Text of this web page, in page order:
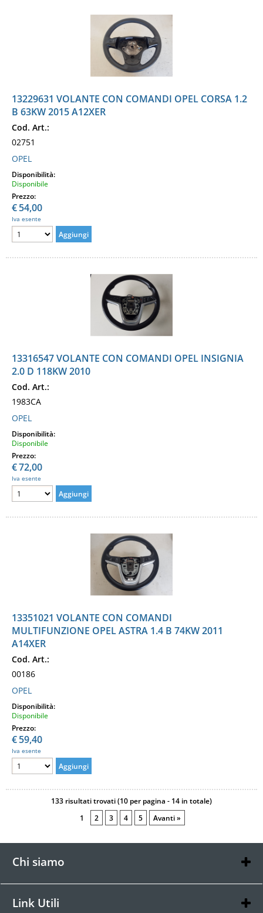
13229631 VOLANTE CON COMANDI OPEL CORSA 1.2
B 63KW 2015 A12XER
Cod. Art.:
02751
OPEL
Disponibilità:
Disponibile
Prezzo:
€54,00
Iva esente
13316547 VOLANTE CON COMANDI OPEL INSIGNIA
2.0 D 118KW 2010
Cod. Art.:
1983CA
OPEL
Disponibilità:
Disponibile
Prezzo:
€72,00
Iva esente
13351021 VOLANTE CON COMANDI
MULTIFUNZIONE OPEL ASTRA 1.4 B 74KW 2011
A14XER
Cod. Art.:
00186
OPEL
Disponibilità:
Disponibile
Prezzo:
€59,40
Iva esente
133 risultati trovati (10 per pagina - 14 in totale)
1
2 3 4 5 Avanti »
Chi siamo
Link Utili